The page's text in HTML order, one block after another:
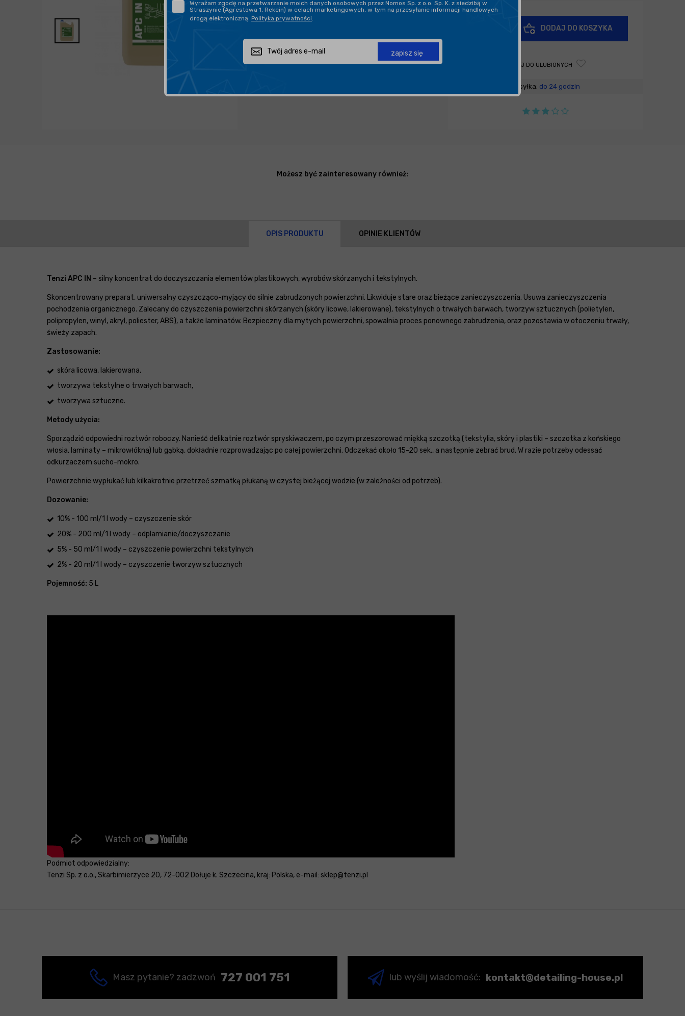
DARMOWA DOSTAWA OD 199,90 ZŁ
DODAJ DO KOSZYKA
DODAJ DO ULUBIONYCH
Wysyłka: do 24 godzin
Możesz być zainteresowany również:
OPIS PRODUKTU OPINIE KLIENTÓW
Tenzi APC IN – silny koncentrat do doczyszczania elementów plastikowych, wyrobów skórzanych i tekstylnych.
Skoncentrowany preparat, uniwersalny czyszcząco-myjący do silnie zabrudzonych powierzchni. Likwiduje stare oraz bieżące zanieczyszczenia. Usuwa zanieczyszczenia
pochodzenia organicznego. Zalecany do czyszczenia powierzchni skórzanych (skóry licowe, lakierowane), tekstylnych o trwałych barwach, tworzyw sztucznych (polietylen,
polipropylen, winyl, akryl, poliester, ABS), a także laminatów. Bezpieczny dla mytych powierzchni, spowalnia proces ponownego zabrudzenia, oraz pozostawia w otoczeniu trwały,
świeży zapach.
Zastosowanie:
skóra licowa, lakierowana,
tworzywa tekstylne o trwałych barwach,
tworzywa sztuczne.
Metody użycia:
Sporządzić odpowiedni roztwór roboczy. Nanieść delikatnie roztwór spryskiwaczem, po czym przeszorować miękką szczotką (tekstylia, skóry i plastiki – szczotka z końskiego
włosia, laminaty – mikrowłókna) lub gąbką, dokładnie rozprowadzając po całej powierzchni. Odczekać około 15-20 sek., a następnie zebrać brud. W razie potrzeby odessać
odkurzaczem sucho-mokro.
Powierzchnie wypłukać lub kilkakrotnie przetrzeć szmatką płukaną w czystej bieżącej wodzie (w zależności od potrzeb).
Dozowanie:
10% - 100 ml/1 l wody – czyszczenie skór
20% - 200 ml/1 l wody – odplamianie/doczyszczanie
5% - 50 ml/1 l wody – czyszczenie powierzchni tekstylnych
2% - 20 ml/1 l wody – czyszczenie tworzyw sztucznych
Pojemność: 5 L
Podmiot odpowiedzialny:
Tenzi Sp. z o.o., Skarbimierzyce 20, 72-002 Dołuje k. Szczecina, kraj: Polska, e-mail: sklep@tenzi.pl
Masz pytanie? zadzwoń 727 001 751 lub wyślij wiadomość: kontakt@detailing-house.pl
Wyrażam zgodę na przetwarzanie moich danych osobowych przez Nomos Sp. z o.o. Sp. K. z siedzibą w
Straszynie (Agrestowa 1, Rekcin) w celach marketingowych, w tym na przesyłanie informacji handlowych
drogą elektroniczną. Polityka prywatności
zapisz się